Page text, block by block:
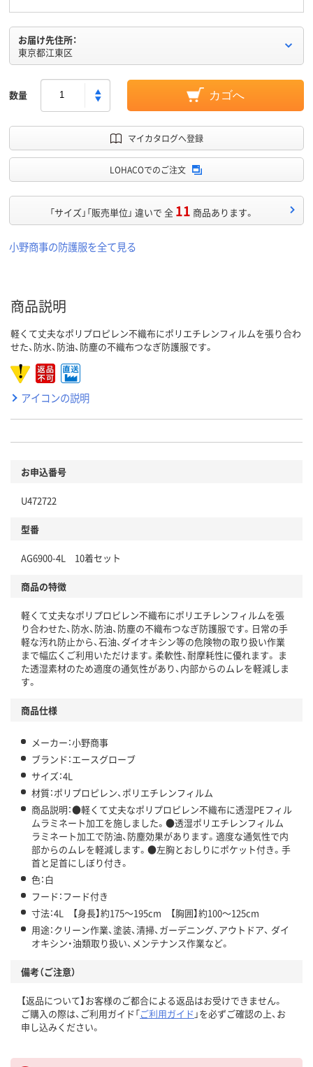
お届け先住所：
東京都江東区
数量 カゴへ
マイカタログへ登録
LOHACOでのご注文
「サイズ」「販売単位」 違いで 全 11 商品あります。
小野商事の防護服を全て見る
商品説明
軽くて丈夫なポリプロピレン不織布にポリエチレンフィルムを張り合わ
せた、防水、防油、防塵の不織布つなぎ防護服です。
アイコンの説明
お申込番号
U472722
型番
AG6900-4L 10着セット
商品の特徴
軽くて丈夫なポリプロピレン不織布にポリエチレンフィルムを張
り合わせた、防水、防油、防塵の不織布つなぎ防護服です。日常の手
軽な汚れ防止から、石油、ダイオキシン等の危険物の取り扱い作業
まで幅広くご利用いただけます。柔軟性、耐摩耗性に優れます。 ま
た透湿素材のため適度の通気性があり、内部からのムレを軽減しま
す。
商品仕様
メーカー：小野商事
ブランド：エースグローブ
サイズ：4L
材質：ポリプロピレン、ポリエチレンフィルム
商品説明：●軽くて丈夫なポリプロピレン不織布に透湿PEフィル
ムラミネート加工を施しました。●透湿ポリエチレンフィルム
ラミネート加工で防油、防塵効果があります。適度な通気性で内
部からのムレを軽減します。●左胸とおしりにポケット付き。手
首と足首にしぼり付き。
色：白
フード：フード付き
寸法：4L 【身長】約175～195cm 【胸囲】約100～125cm
用途：クリーン作業、塗装、清掃、ガーデニング、アウトドア、 ダイ
オキシン・油類取り扱い、メンテナンス作業など。
備考（ご注意）
【返品について】お客様のご都合による返品はお受けできません。
ご購入の際は、ご利用ガイド「ご利用ガイド 」を必ずご確認の上、お
申し込みください。